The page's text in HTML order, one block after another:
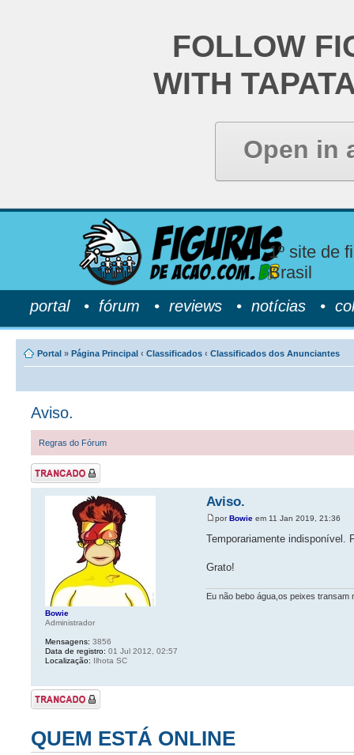
FOLLOW
WITH
Open in
1º site de
Brasil
portal• fórum • reviews • notícias •
Portal » Página Principal ‹ Classificados ‹ Classificados dos Anunciantes
Aviso.
Regras do Fórum
Tópico Trancado
Aviso.
porBowieem 11 Jan 2019, 21:36
Temporariamente indisponível.
Grato!
Eu não bebo água,os peixes transam
Bowie
Administrador
Mensagens: 3856
Data de registro: 01 Jul 2012, 02:57
Localização: Ilhota SC
Tópico Trancado
QUEM ESTÁ ONLINE